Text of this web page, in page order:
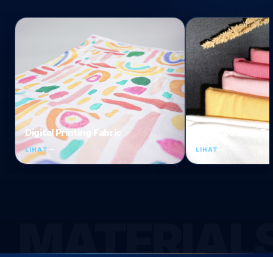
Digital Printing Fabric
LIHAT
Combed Baby
LIHAT